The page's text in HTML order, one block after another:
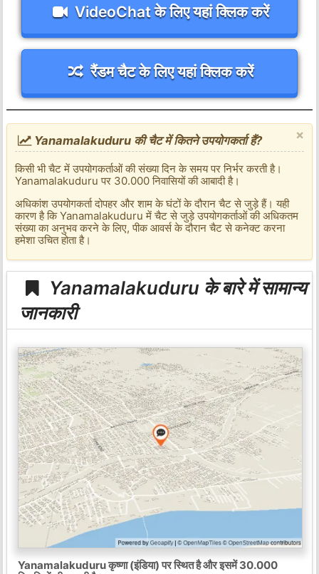
VideoChat के लिए यहां क्लिक करें
रैंडम चैट के लिए यहां क्लिक करें
×
Yanamalakuduru की चैट में कितने उपयोगकर्ता हैं?
किसी भी चैट में उपयोगकर्ताओं की संख्या दिन के समय पर निर्भर करती है।
Yanamalakuduru पर 30.000 निवासियों की आबादी है।
अधिकांश उपयोगकर्ता दोपहर और शाम के घंटों के दौरान चैट से जुड़े हैं। यही
कारण है कि Yanamalakuduru में चैट से जुड़े उपयोगकर्ताओं की अधिकतम
संख्या का अनुभव करने के लिए, पीक आवर्स के दौरान चैट से कनेक्ट करना
हमेशा उचित होता है।
Yanamalakuduru के बारे में सामान्य
जानकारी
Yanamalakuduru कृष्णा (इंडिया) पर स्थित है और इसमें 30.000